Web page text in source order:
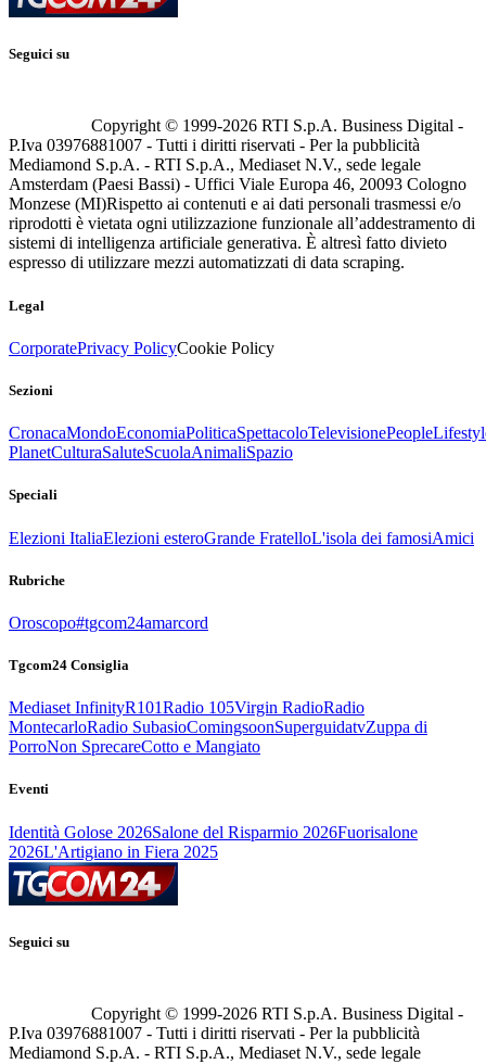
Seguici su
Copyright © 1999-2026 RTI S.p.A. Business Digital -
P.Iva 03976881007 - Tutti i diritti riservati - Per la pubblicità
Mediamond S.p.A. - RTI S.p.A., Mediaset N.V., sede legale
Amsterdam (Paesi Bassi) - Uffici Viale Europa 46, 20093 Cologno
Monzese (MI)Rispetto ai contenuti e ai dati personali trasmessi e/o
riprodotti è vietata ogni utilizzazione funzionale all’addestramento di
sistemi di intelligenza artificiale generativa. È altresì fatto divieto
espresso di utilizzare mezzi automatizzati di data scraping.
Legal
CorporatePrivacy PolicyCookie Policy
Sezioni
CronacaMondoEconomiaPoliticaSpettacoloTelevisionePeople
PlanetCulturaSaluteScuolaAnimaliSpazio
Speciali
Elezioni ItaliaElezioni esteroGrande FratelloL'isola dei famosiAmici
Rubriche
Oroscopo#tgcom24amarcord
Tgcom24 Consiglia
Mediaset InfinityR101Radio 105Virgin RadioRadio
MontecarloRadio SubasioComingsoonSuperguidatvZuppa di
PorroNon SprecareCotto e Mangiato
Eventi
Identità Golose 2026Salone del Risparmio 2026Fuorisalone
2026L'Artigiano in Fiera 2025
Seguici su
Copyright © 1999-2026 RTI S.p.A. Business Digital -
P.Iva 03976881007 - Tutti i diritti riservati - Per la pubblicità
Mediamond S.p.A. - RTI S.p.A., Mediaset N.V., sede legale